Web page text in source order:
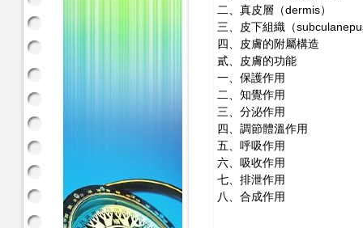
二、真皮層（dermis）
三、皮下組織（
四、皮膚的附屬構造
貳、皮膚的功能
一、保護作用
二、知覺作用
三、分泌作用
四、調節體溫作用
五、呼吸作用
六、吸收作用
七、排泄作用
八、合成作用